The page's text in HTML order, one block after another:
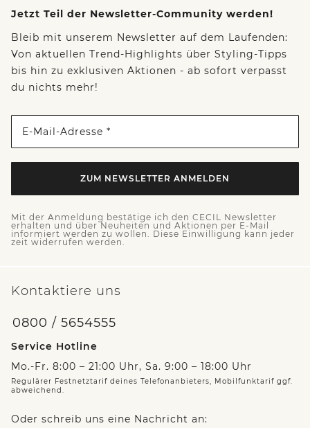
Jetzt Teil der Newsletter-Community werden!
Bleib mit unserem Newsletter auf dem Laufenden:
Von aktuellen Trend-Highlights über Styling-Tipps
bis hin zu exklusiven Aktionen - ab sofort verpasst
du nichts mehr!
E-Mail-Adresse *
ZUM NEWSLETTER ANMELDEN
Mit der Anmeldung bestätige ich den CECIL Newsletter
erhalten und über Neuheiten und Aktionen per E-Mail
informiert werden zu wollen. Diese Einwilligung kann jeder
zeit widerrufen werden.
Kontaktiere uns
0800 / 5654555
Service Hotline
Mo.-Fr. 8:00 – 21:00 Uhr, Sa. 9:00 – 18:00 Uhr
Regulärer Festnetztarif deines Telefonanbieters, Mobilfunktarif ggf.
abweichend.
Oder schreib uns eine Nachricht an: